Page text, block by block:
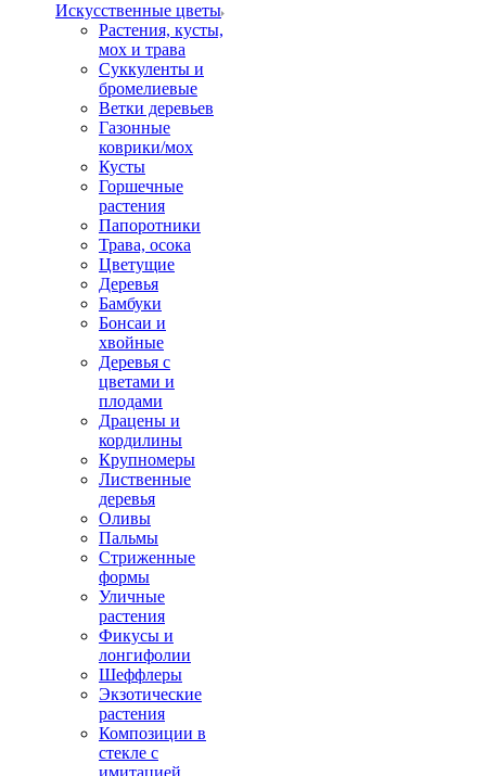
Искусственные цветы
Растения, кусты,
мох и трава
Суккуленты и
бромелиевые
Ветки деревьев
Газонные
коврики/мох
Кусты
Горшечные
растения
Папоротники
Трава, осока
Цветущие
Деревья
Бамбуки
Бонсаи и
хвойные
Деревья с
цветами и
плодами
Драцены и
кордилины
Крупномеры
Лиственные
деревья
Оливы
Пальмы
Стриженные
формы
Уличные
растения
Фикусы и
лонгифолии
Шеффлеры
Экзотические
растения
Композиции в
стекле с
имитацией